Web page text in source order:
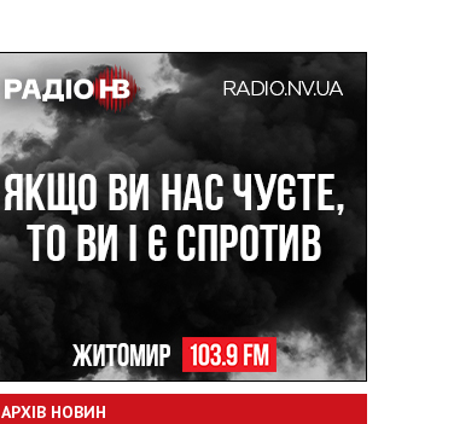
АРХІВ НОВИН